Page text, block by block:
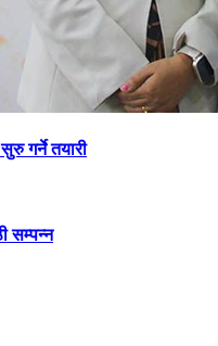
गर्ने तयारी
सम्पन्न